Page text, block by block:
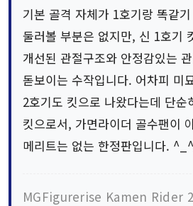
기본 골격 자체가 1호기랑 똑같
둘러볼 부분은 없지만, 신 1호기
개선된 관절구조와 안정감있는
돋보이는 수작입니다. 어차피 미
2호기도 킷으로 나왔다는데 단순
킷으로서, 가면라이더 골수팬이
메리트는 없는 한정판입니다.
MGFigurerise Kamen Rider 2